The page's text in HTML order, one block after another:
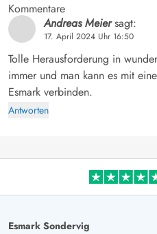
Kommentare
Andreas Meiersagt:
17. April 2024 Uhr 16:50
Tolle Herausforderung in
immer und man kann es mit
Esmark verbinden.
Antworten
Esmark Sondervig